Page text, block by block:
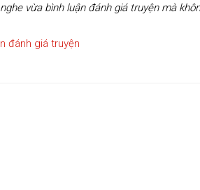
vừa bình luận đánh giá truyện mà
đánh giá truyện